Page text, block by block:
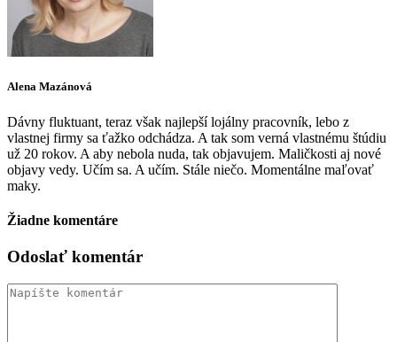
Alena Mazánová
Dávny fluktuant, teraz však najlepší lojálny pracovník, lebo z
vlastnej firmy sa ťažko odchádza. A tak som verná vlastnému štúdiu
už 20 rokov. A aby nebola nuda, tak objavujem. Maličkosti aj nové
objavy vedy. Učím sa. A učím. Stále niečo. Momentálne maľovať
maky.
Žiadne komentáre
Odoslať komentár